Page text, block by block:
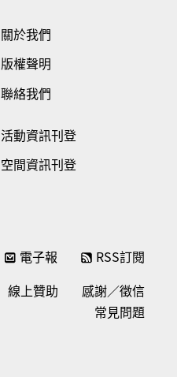
關於我們
版權聲明
聯絡我們
活動資訊刊登
空間資訊刊登
電子報 RSS訂閱
線上贊助
感謝／徵信
常見問題